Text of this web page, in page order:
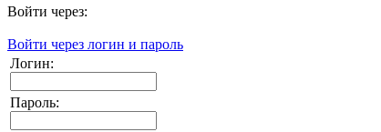
Войти через:
Войти через логин и пароль
Логин:
Пароль: